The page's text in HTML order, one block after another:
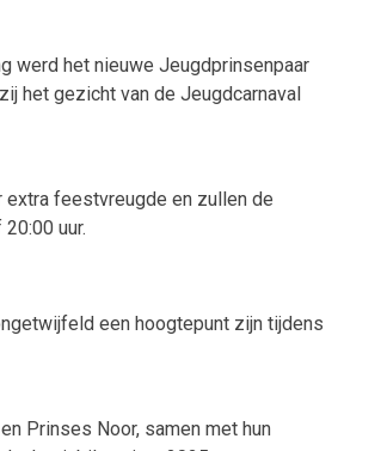
werd het nieuwe Jeugdprinsenpaar
het gezicht van de Jeugdcarnaval
extra feestvreugde en zullen de
uur.
een hoogtepunt zijn tijdens
Prinses Noor, samen met hun